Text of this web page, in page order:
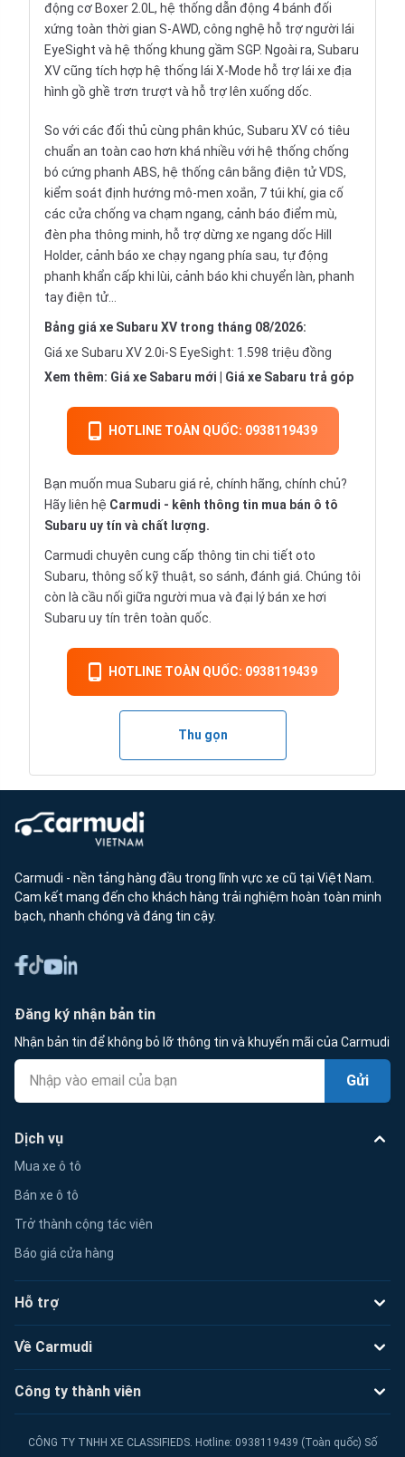
động cơ Boxer 2.0L, hệ thống dẫn động 4 bánh đối
xứng toàn thời gian S-AWD, công nghệ hỗ trợ người lái
EyeSight và hệ thống khung gầm SGP. Ngoài ra, Subaru
XV cũng tích hợp hệ thống lái X-Mode hỗ trợ lái xe địa
hình gồ ghề trơn trượt và hỗ trợ lên xuống dốc.
So với các đối thủ cùng phân khúc, Subaru XV có tiêu
chuẩn an toàn cao hơn khá nhiều với hệ thống chống
bó cứng phanh ABS, hệ thống cân bằng điện tử VDS,
kiểm soát định hướng mô-men xoắn, 7 túi khí, gia cố
các cửa chống va chạm ngang, cảnh báo điểm mù,
đèn pha thông minh, hỗ trợ dừng xe ngang dốc Hill
Holder, cảnh báo xe chạy ngang phía sau, tự động
phanh khẩn cấp khi lùi, cảnh báo khi chuyển làn, phanh
tay điện tử…
Bảng giá xe Subaru XV trong tháng 08/2026:
Giá xe Subaru XV 2.0i-S EyeSight: 1.598 triệu đồng
Xem thêm: Giá xe Sabaru mới Giá xe Sabaru trả góp
HOTLINE TOÀN QUỐC: 0938119439
Bạn muốn mua Subaru giá rẻ, chính hãng, chính chủ?
Hãy liên hệ Carmudi - kênh thông tin mua bán ô tô
Subaru uy tín và chất lượng.
Carmudi chuyên cung cấp thông tin chi tiết oto
Subaru, thông số kỹ thuật, so sánh, đánh giá. Chúng tôi
còn là cầu nối giữa người mua và đại lý bán xe hơi
Subaru uy tín trên toàn quốc.
HOTLINE TOÀN QUỐC: 0938119439
Thu gọn
Carmudi - nền tảng hàng đầu trong lĩnh vực xe cũ tại Việt Nam.
Cam kết mang đến cho khách hàng trải nghiệm hoàn toàn minh
bạch, nhanh chóng và đáng tin cậy.
Đăng ký nhận bản tin
Nhận bản tin để không bỏ lỡ thông tin và khuyến mãi của Carmudi
Gửi
Dịch vụ
Mua xe ô tô
Bán xe ô tô
Trở thành cộng tác viên
Báo giá cửa hàng
Hỗ trợ
Về Carmudi
Công ty thành viên
CÔNG TY TNHH XE CLASSIFIEDS. Hotline: 0938119439 (Toàn quốc) Số